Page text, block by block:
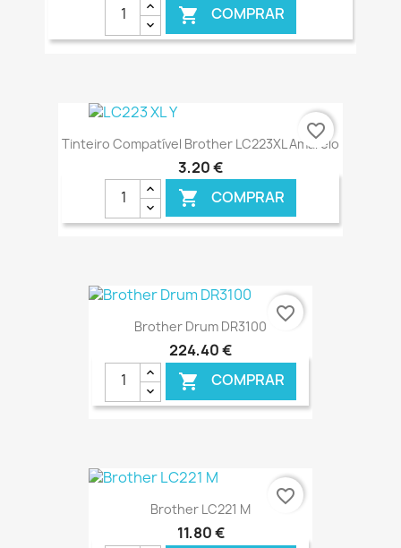
 COMPRAR
Tinteiro Compatível Brother LC223XL Amarelo
3,20 €
 COMPRAR
€ ONLINE
favorite_border
Brother Drum DR3100
224,40 €
 COMPRAR
€ ONLINE
favorite_border
Brother LC221 M
11,80 €
favorite_border